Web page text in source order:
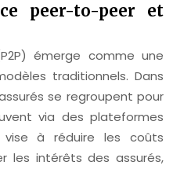
peer-to-peer et
émerge comme une
traditionnels. Dans
se regroupent pour
via des plateformes
à réduire les coûts
les intérêts des assurés,